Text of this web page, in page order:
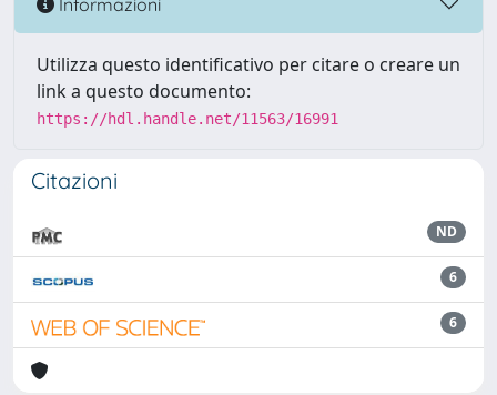
Utilizza questo identificativo per citare o creare un
link a questo documento:
https://hdl.handle.net/11563/16991
Citazioni
ND
6
6